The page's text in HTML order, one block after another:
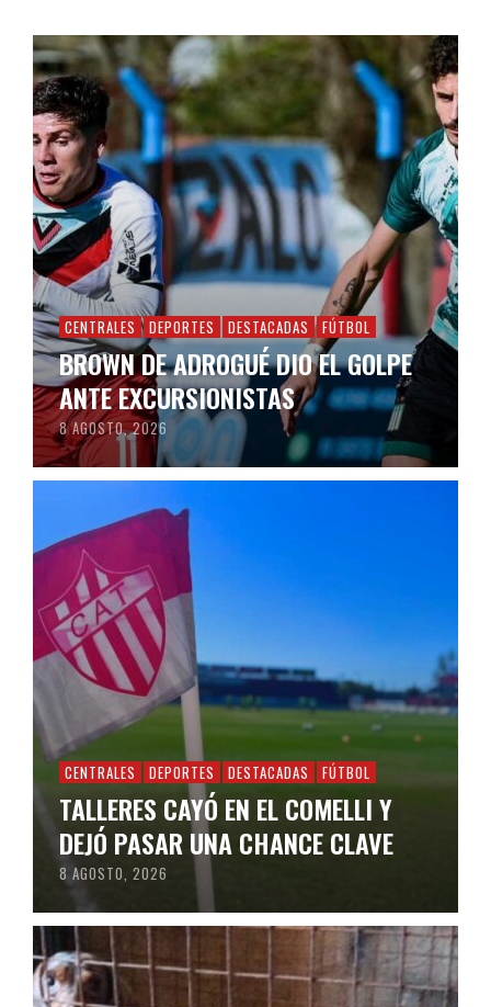
CENTRALES DEPORTES DESTACADAS FÚTBOL
BROWN DE ADROGUÉ DIO EL GOLPE
ANTE EXCURSIONISTAS
8 AGOSTO, 2026
CENTRALES DEPORTES DESTACADAS FÚTBOL
TALLERES CAYÓ EN EL COMELLI Y
DEJÓ PASAR UNA CHANCE CLAVE
8 AGOSTO, 2026